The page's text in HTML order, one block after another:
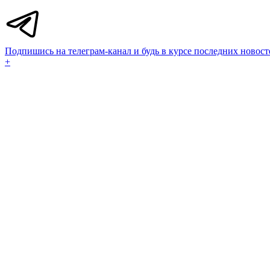
Подпишись на телеграм-канал и будь в курсе последних
+